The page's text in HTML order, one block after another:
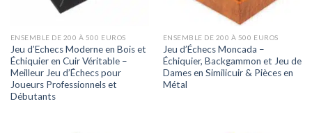
ENSEMBLE DE 200 À 500 EUROS
Jeu d’Echecs Moderne en Bois et
Échiquier en Cuir Véritable –
Meilleur Jeu d’Échecs pour
Joueurs Professionnels et
Débutants
ENSEMBLE DE 200 À 500 EUROS
Jeu d’Échecs Moncada –
Échiquier, Backgammon et Jeu de
Dames en Similicuir & Pièces en
Métal